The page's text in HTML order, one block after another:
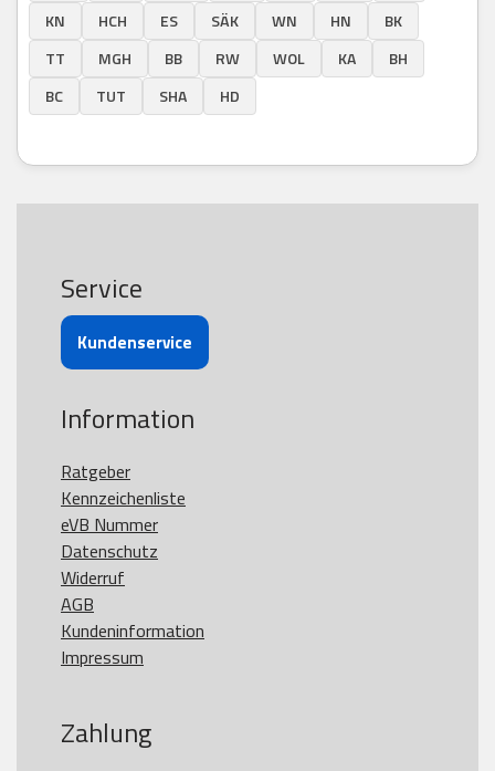
KN
HCH ES SÄK WN HN
BK
TT
MGH BB RW WOL KA
BH
BC
TUT SHA HD
Service
Kundenservice
Information
Ratgeber
Kennzeichenliste
eVB Nummer
Datenschutz
Widerruf
AGB
Kundeninformation
Impressum
Zahlung